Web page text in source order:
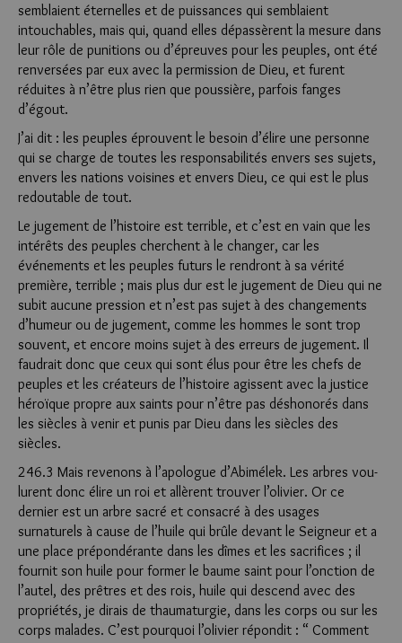
semblaient éternelles et de puissances qui semblaient
intouchables, mais qui, quand elles dépassèrent la mesure dans
leur rôle de punitions ou d’épreuves pour les peuples, ont été
renversées par eux avec la permission de Dieu, et furent
réduites à n’être plus rien que poussière, parfois fanges
d’égout.
J’ai dit : les peuples éprouvent le besoin d’élire une personne
qui se charge de toutes les responsabilités envers ses sujets,
envers les nations voisines et envers Dieu, ce qui est le plus
redoutable de tout.
Le jugement de l’histoire est terrible, et c’est en vain que les
intérêts des peuples cherchent à le changer, car les
événements et les peuples futurs le rendront à sa vérité
première, terrible ; mais plus dur est le jugement de Dieu qui ne
subit aucune pression et n’est pas sujet à des changements
d’humeur ou de jugement, comme les hommes le sont trop
souvent, et encore moins sujet à des erreurs de jugement. Il
faudrait donc que ceux qui sont élus pour être les chefs de
peuples et les créateurs de l’histoire a­gissent avec la justice
héroïque propre aux saints pour n’être pas déshonorés dans
les siècles à venir et punis par Dieu dans les siècles des
siècles.
246.3 Mais revenons à l’apologue d’Abimélek. Les arbres vou­
lurent donc élire un roi et allèrent trouver l’olivier. Or ce
dernier est un arbre sacré et consacré à des usages
surnaturels à cause de l’huile qui brûle devant le Seigneur et a
une place prépondérante dans les dîmes et les sacrifices ; il
fournit son huile pour former le baume saint pour l’onction de
l’autel, des prêtres et des rois, huile qui descend avec des
propriétés, je dirais de thaumaturgie, dans les corps ou sur les
corps malades. C’est pourquoi l’olivier répondit : “ Comment